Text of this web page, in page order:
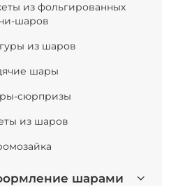
из фольгированных
шаров
из шаров
шары
сюрпризы
из шаров
шарами